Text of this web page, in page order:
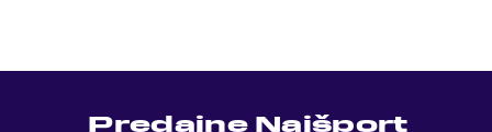
Predajne Najšport